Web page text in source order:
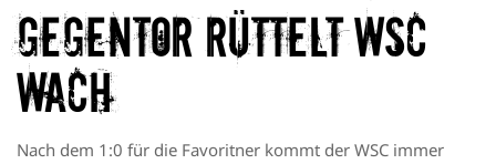
Gegentor rüttelt WSC
wach
Nach dem 1:0 für die Favoritner kommt der WSC immer